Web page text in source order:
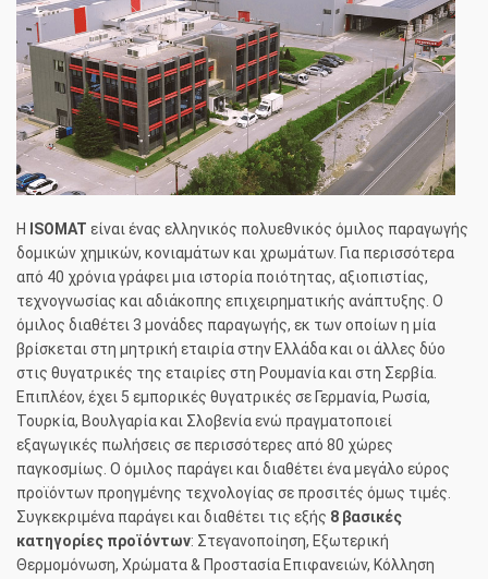
Η ISOMAT είναι ένας ελληνικός πολυεθνικός όμιλος παραγωγής
δομικών χημικών, κονιαμάτων και χρωμάτων. Για περισσότερα
από 40 χρόνια γράφει μια ιστορία ποιότητας, αξιοπιστίας,
τεχνογνωσίας και αδιάκοπης επιχειρηματικής ανάπτυξης. Ο
όμιλος διαθέτει 3 μονάδες παραγωγής, εκ των οποίων η μία
βρίσκεται στη μητρική εταιρία στην Ελλάδα και οι άλλες δύο
στις θυγατρικές της εταιρίες στη Ρουμανία και στη Σερβία.
Επιπλέον, έχει 5 εμπορικές θυγατρικές σε Γερμανία, Ρωσία,
Τουρκία, Βουλγαρία και Σλοβενία ενώ πραγματοποιεί
εξαγωγικές πωλήσεις σε περισσότερες από 80 χώρες
παγκοσμίως. Ο όμιλος παράγει και διαθέτει ένα μεγάλο εύρος
προϊόντων προηγμένης τεχνολογίας σε προσιτές όμως τιμές.
Συγκεκριμένα παράγει και διαθέτει τις εξής 8 βασικές
κατηγορίες προϊόντων: Στεγανοποίηση, Εξωτερική
Θερμομόνωση, Χρώματα & Προστασία Επιφανειών, Κόλληση